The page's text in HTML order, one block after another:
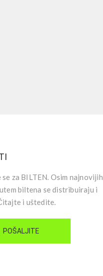
za BILTEN. Osim najnovijih
biltena se distribuiraju i
i uštedite.
POŠALJITE